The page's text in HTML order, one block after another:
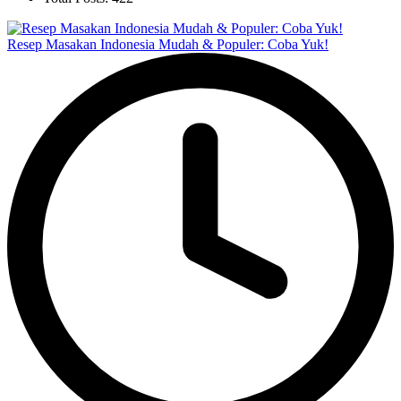
Resep Masakan Indonesia Mudah & Populer: Coba Yuk!